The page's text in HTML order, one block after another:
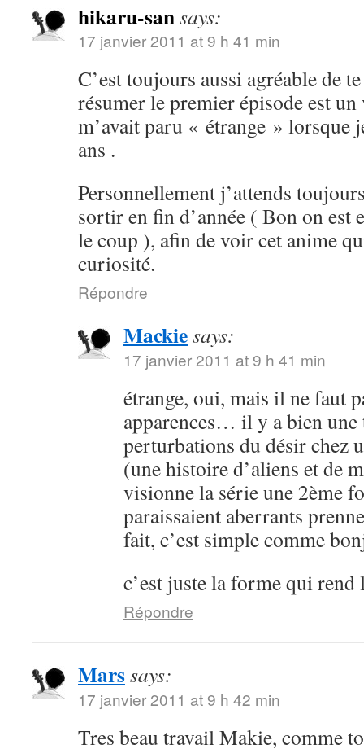
hikaru-sansays:
17 janvier 2011 at 9 h 41 min
C’est toujours aussi agréable de
résumer le premier épisode est
m’avait paru « étrange » lorsque
ans .
Personnellement j’attends
sortir en fin d’année ( Bon on est
le coup ), afin de voir cet anime
curiosité.
Répondre
Mackiesays:
17 janvier 2011 at 9 h 41 min
étrange, oui, mais il ne faut
apparences… il y a bien une
perturbations du désir chez
(une histoire d’aliens et de
visionne la série une 2ème
paraissaient aberrants
fait, c’est simple comme
c’est juste la forme qui rend
Répondre
Marssays:
17 janvier 2011 at 9 h 42 min
Tres beau travail Makie, comme